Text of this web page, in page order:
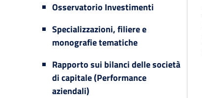
Osservatorio Investimenti
Specializzazioni, filiere e
monografie tematiche
Rapporto sui bilanci delle società
di capitale (Performance
aziendali)